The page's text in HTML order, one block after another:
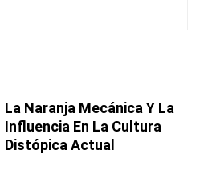
La Naranja Mecánica Y La
Influencia En La Cultura
Distópica Actual